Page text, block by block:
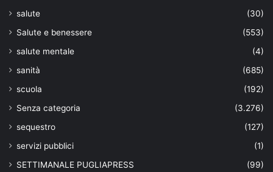
salute
(30)
Salute e benessere
(553)
salute mentale
(4)
sanità
(685)
scuola
(192)
Senza categoria
(3.276)
sequestro
(127)
servizi pubblici
(1)
SETTIMANALE PUGLIAPRESS
(99)